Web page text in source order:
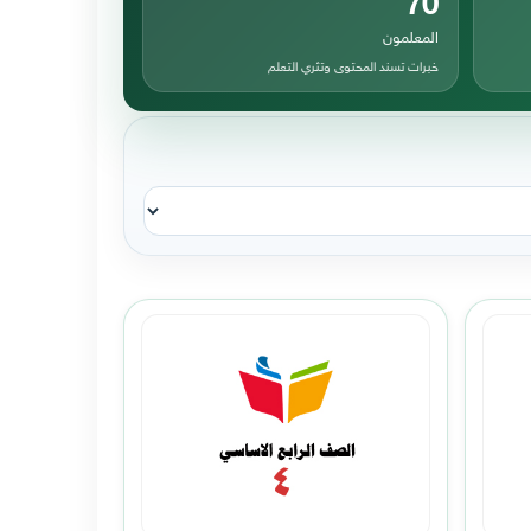
المعلمون
خبرات تسند المحتوى وتثري التعلم